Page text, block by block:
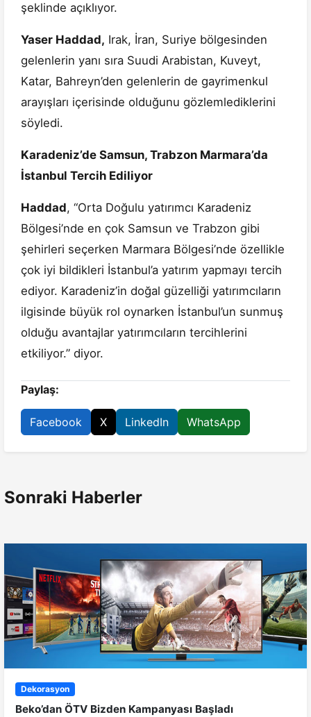
şeklinde açıklıyor.
Yaser Haddad, Irak, İran, Suriye bölgesinden
gelenlerin yanı sıra Suudi Arabistan, Kuveyt,
Katar, Bahreyn’den gelenlerin de gayrimenkul
arayışları içerisinde olduğunu gözlemlediklerini
söyledi.
Karadeniz’de Samsun, Trabzon Marmara’da
İstanbul Tercih Ediliyor
Haddad, “Orta Doğulu yatırımcı Karadeniz
Bölgesi’nde en çok Samsun ve Trabzon gibi
şehirleri seçerken Marmara Bölgesi’nde özellikle
çok iyi bildikleri İstanbul’a yatırım yapmayı tercih
ediyor. Karadeniz’in doğal güzelliği yatırımcıların
ilgisinde büyük rol oynarken İstanbul’un sunmuş
olduğu avantajlar yatırımcıların tercihlerini
etkiliyor.” diyor.
Paylaş:
Facebook X LinkedIn WhatsApp
Sonraki Haberler
Dekorasyon
Beko’dan ÖTV Bizden Kampanyası Başladı